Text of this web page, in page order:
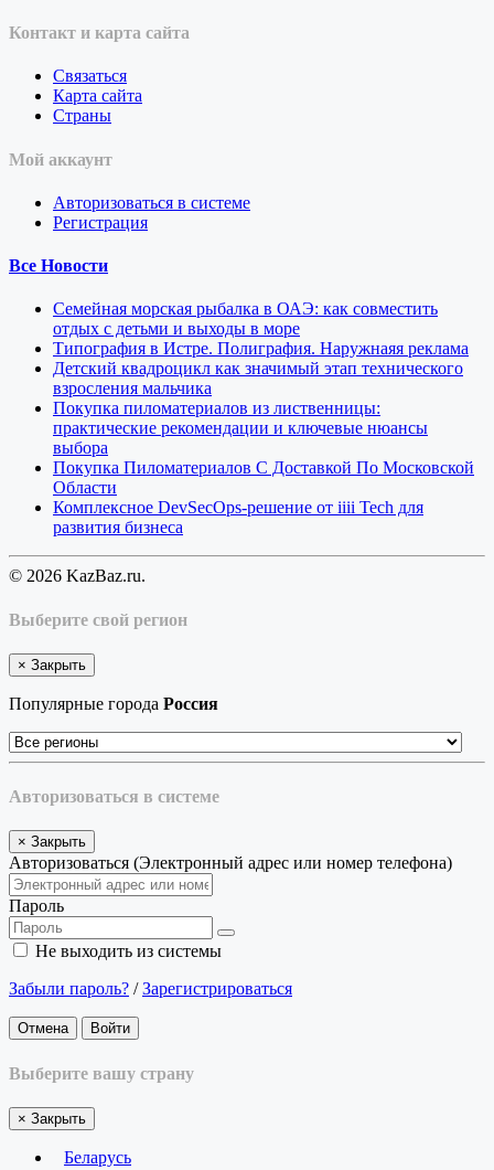
Контакт и карта сайта
Связаться
Карта сайта
Страны
Мой аккаунт
Авторизоваться в системе
Регистрация
Все Новости
Семейная морская рыбалка в ОАЭ: как совместить
отдых с детьми и выходы в море
Типография в Истре. Полиграфия. Наружнаяя реклама
Детский квадроцикл как значимый этап технического
взросления мальчика
Покупка пиломатериалов из лиственницы:
практические рекомендации и ключевые нюансы
выбора
Покупка Пиломатериалов С Доставкой По Московской
Области
Комплексное DevSecOps-решение от iiii Tech для
развития бизнеса
© 2026 KazBaz.ru.
Выберите свой регион
× Закрыть
Популярные города Россия
Авторизоваться в системе
× Закрыть
Авторизоваться (Электронный адрес или номер телефона)
Пароль
Не выходить из системы
Забыли пароль? /Зарегистрироваться
Отмена Войти
Выберите вашу страну
× Закрыть
Беларусь